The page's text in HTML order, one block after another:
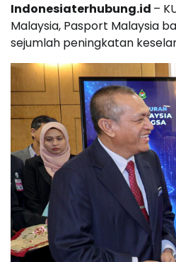
Indonesiaterhubung.id –
Malaysia, Pasport Malaysia
sejumlah peningkatan